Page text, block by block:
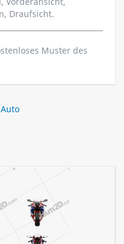
Draufsicht.
Muster des